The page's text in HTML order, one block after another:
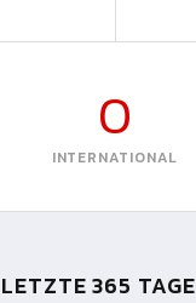
0
INTERNATIONAL
365 TAGE